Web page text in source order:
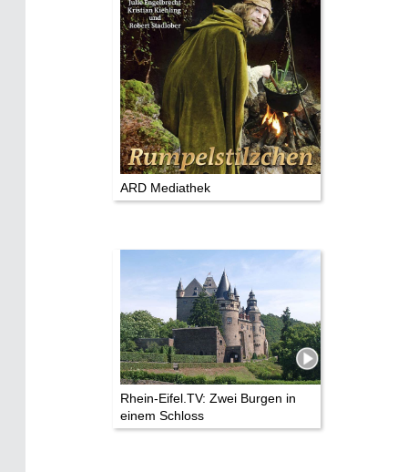
TV & Kino
Die Stars:
Wer hat wo gedreht?
Mediathek
Impressum
Datenschutz
ARD Mediathek
Rhein-Eifel.TV: Zwei Burgen in
einem Schloss